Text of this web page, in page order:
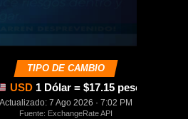
TIPO DE CAMBIO
USD 1 Dólar = $17.15 pesos
Actualizado: 7 Ago 2026 · 7:02 PM
Fuente: ExchangeRate API